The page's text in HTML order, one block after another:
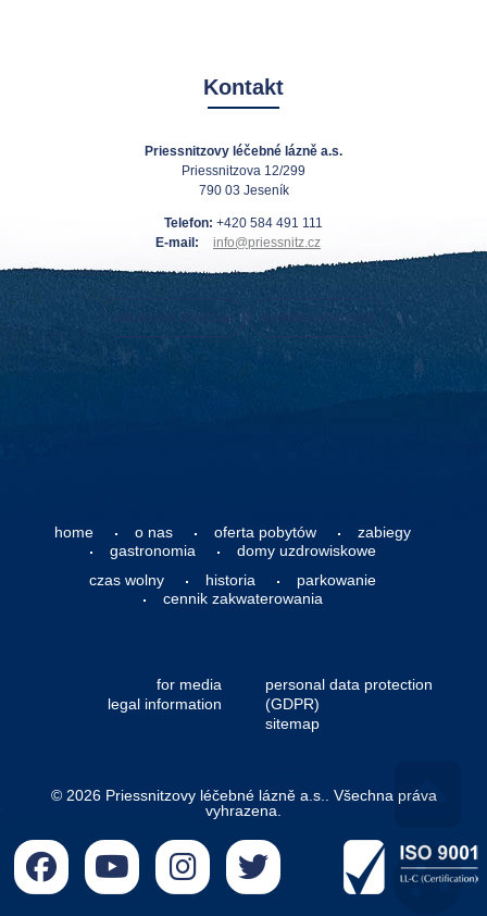
Kontakt
Priessnitzovy léčebné lázně a.s.
Priessnitzova 12/299
790 03 Jeseník
Telefon: +420 584 491 111
E-mail:
info@priessnitz.cz
Jak do nas dojechać Kontakty w recepcji
home o nas oferta pobytów
zabiegy
gastronomia
domy uzdrowiskowe
czas wolny
historia
parkowanie
cennik zakwaterowania
for media
legal information
personal data protection
(GDPR)
sitemap
© 2026 Priessnitzovy léčebné lázně a.s.. Všechna práva
vyhrazena.
Go